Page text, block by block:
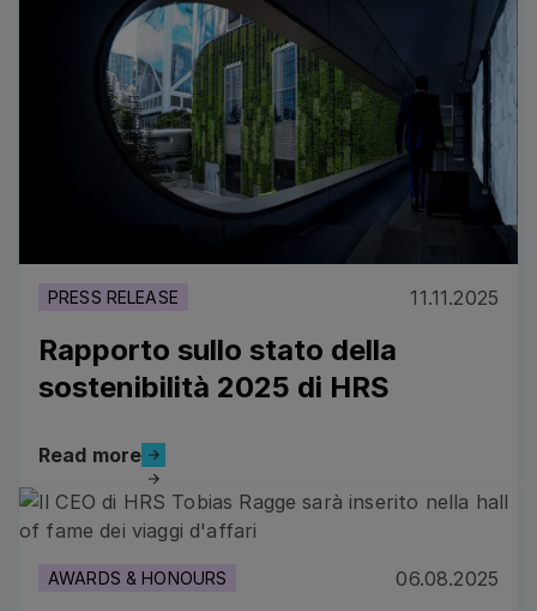
PRESS RELEASE 11.11.2025
Rapporto sullo stato della
sostenibilità 2025 di HRS
Read more
Read more
AWARDS & HONOURS 06.08.2025
Read more